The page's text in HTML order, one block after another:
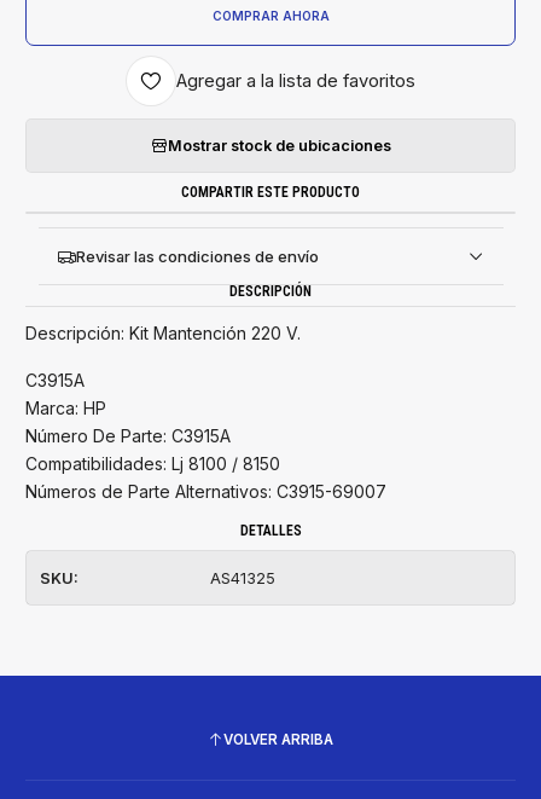
COMPRAR AHORA
Agregar a la lista de favoritos
Mostrar stock de ubicaciones
COMPARTIR ESTE PRODUCTO
Revisar las condiciones de envío
DESCRIPCIÓN
Descripción: Kit Mantención 220 V.
C3915A
Marca: HP
Número De Parte: C3915A
Compatibilidades: Lj 8100 / 8150
Números de Parte Alternativos: C3915-69007
DETALLES
SKU: AS41325
VOLVER ARRIBA